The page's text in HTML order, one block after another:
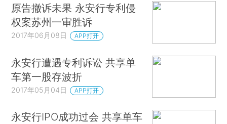
原告撤诉未果 永安行专利侵
权案苏州一审胜诉
2017年06月08日 APP打开
永安行遭遇专利诉讼 共享单
车第一股存波折
2017年05月04日 APP打开
永安行IPO成功过会 共享单车